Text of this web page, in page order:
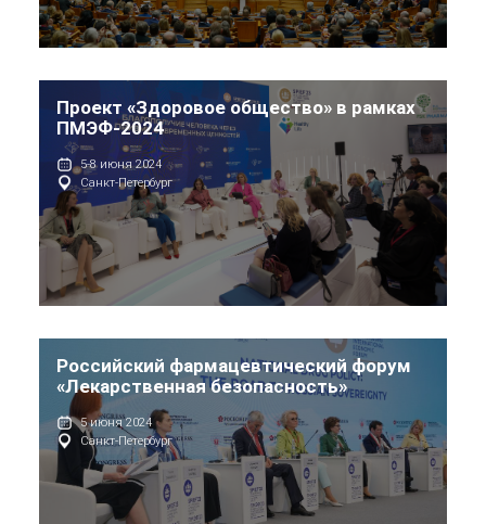
Проект «Здоровое общество» в рамках
ПМЭФ-2024
5-8 июня 2024
Санкт-Петербург
Российский фармацевтический форум
«Лекарственная безопасность»
5 июня 2024
Санкт-Петербург